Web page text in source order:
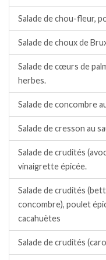
Salade de chou-fleur,
Salade de choux de
Salade de cœurs de
herbes.
Salade de concombre
Salade de cresson au
Salade de crudités
vinaigrette épicée.
Salade de crudités
concombre), poulet
cacahuètes
Salade de crudités